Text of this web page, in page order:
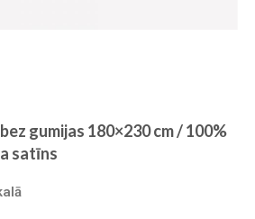
gumijas 180×230 cm / 100%
satīns